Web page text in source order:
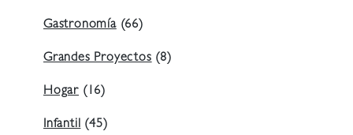
Gastronomía(66)
Grandes Proyectos(8)
Hogar (16)
Infantil(45)